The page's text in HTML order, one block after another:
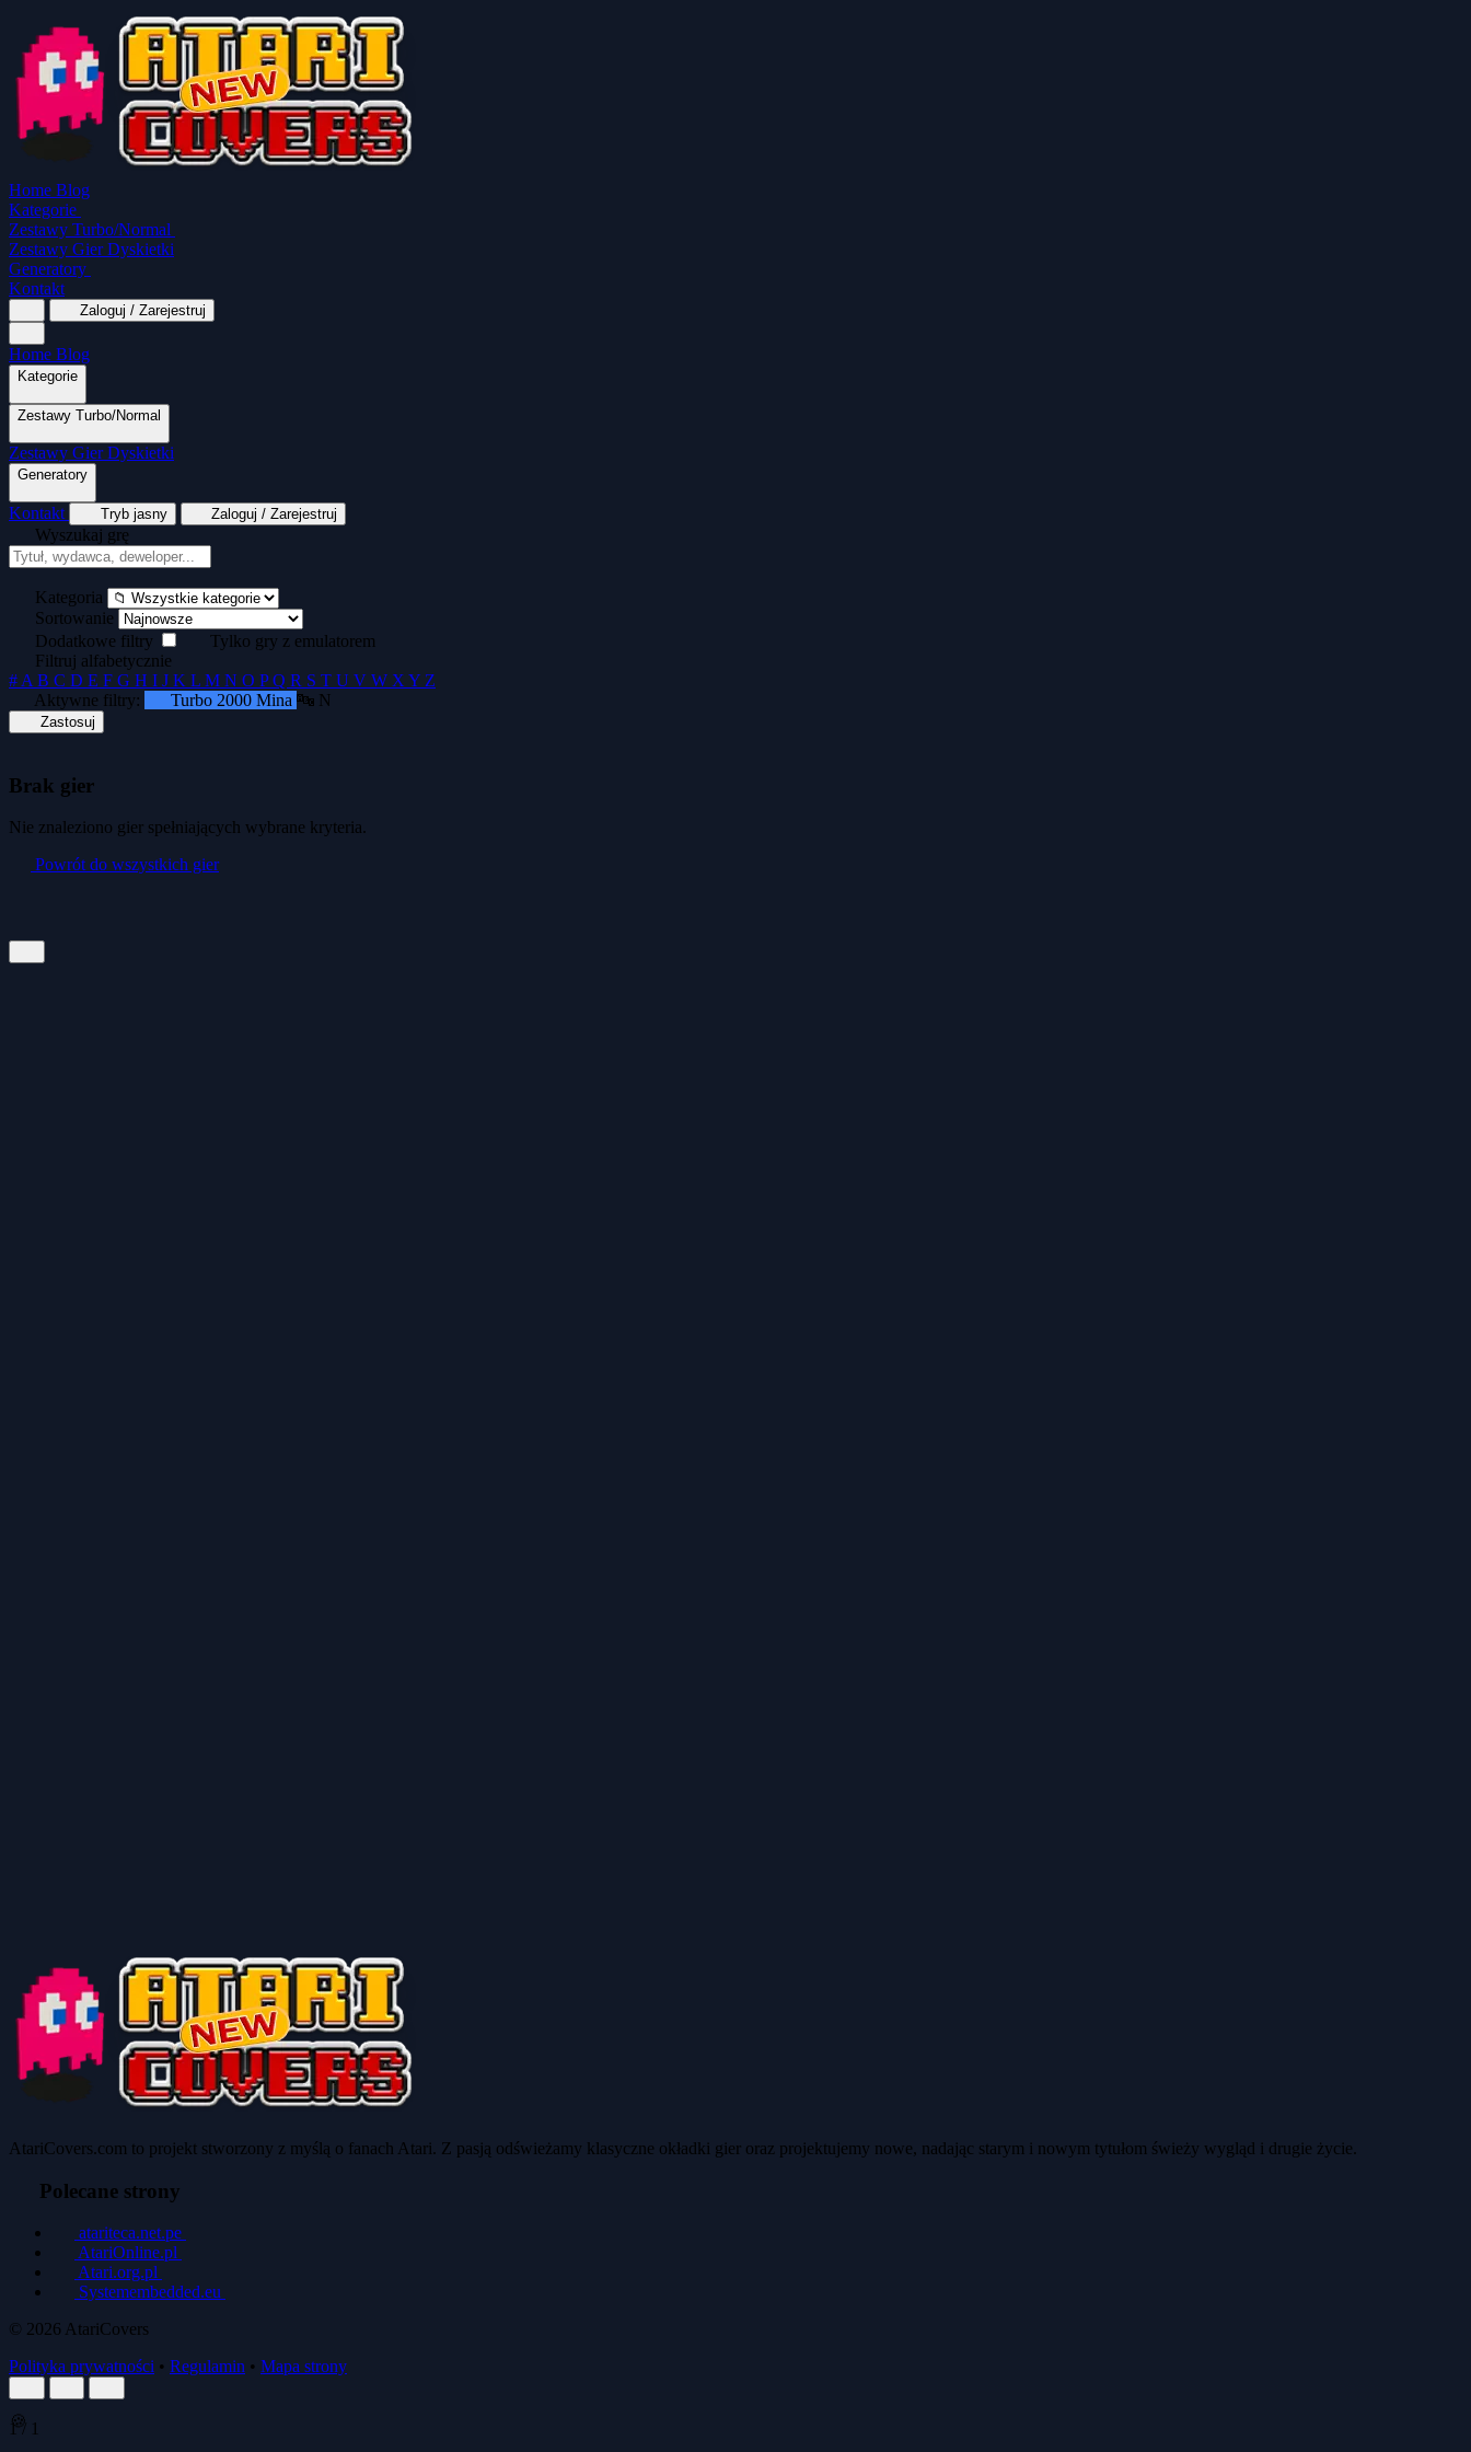
Home Blog
Kategorie
Zestawy Turbo/Normal
Zestawy Gier Dyskietki
Generatory
Kontakt
Zaloguj / Zarejestruj
Home Blog
Kategorie
Wszystkie kategorie
Tekstowe
Zestawy Turbo/Normal
MapaSoft Turbo ROM SparkTurbo 2000
Zestawy Gier Dyskietki
Generatory
Generator kopert dyskietek
Kontakt Tryb jasny Zaloguj / Zarejestruj
Wyszukaj grę
Kategoria
Sortowanie
Dodatkowe filtry
Tylko gry z emulatorem
Filtruj alfabetycznie
# A B C D E F G H I J K L M N O PQ R S T U V W X Y Z
Aktywne filtry:
Turbo 2000 Mina 🔤 N
Zastosuj
Brak gier
Nie znaleziono gier spełniających wybrane kryteria.
Powrót do wszystkich gier
AtariCovers.com to projekt stworzony z myślą o fanach Atari. Z pasją odświeżamy klasyczne okładki gier oraz projektujemy nowe, nadając starym i nowym tytułom świeży wygląd i drugie życie.
Polecane strony
atariteca.net.pe
AtariOnline.pl
Atari.org.pl
Systemembedded.eu
© 2026 AtariCovers
Polityka prywatności • Regulamin • Mapa strony
1/ 1
🍪